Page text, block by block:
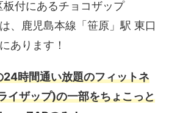
付にあるチョコザップ
、鹿児島本線「笹原」駅 東口
あります！
時間通い放題のフィットネ
イザップ)の一部をちょこっと